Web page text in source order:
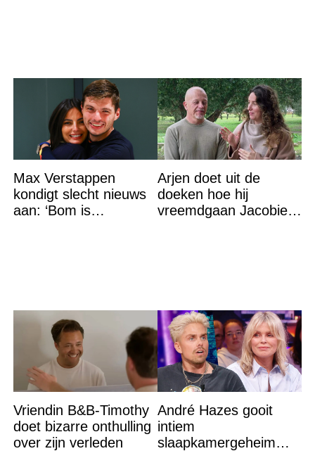
Max Verstappen
kondigt slecht nieuws
aan: ‘Bom is
Arjen doet uit de
doeken hoe hij
vreemdgaan Jacobien
Vriendin B&B-Timothy
doet bizarre onthulling
over zijn verleden
André Hazes gooit
intiem
slaapkamergeheim